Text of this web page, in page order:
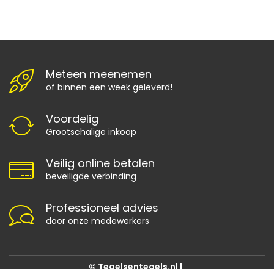
Meteen meenemen
of binnen een week geleverd!
Voordelig
Grootschalige inkoop
Veilig online betalen
beveiligde verbinding
Professioneel advies
door onze medewerkers
© Tegelsentegels.nl |